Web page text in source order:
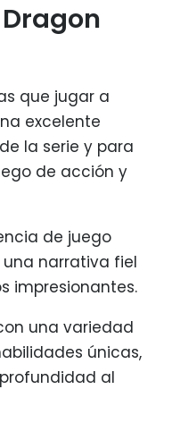
que jugar a
excelente
la serie y para
de acción y
de juego
narrativa fiel
impresionantes.
una variedad
únicas,
al